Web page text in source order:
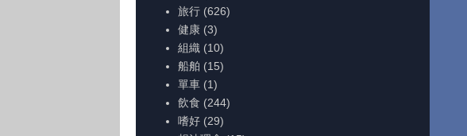
旅行 (626)
健康 (3)
組織 (10)
船舶 (15)
單車 (1)
飲食 (244)
嗜好 (29)